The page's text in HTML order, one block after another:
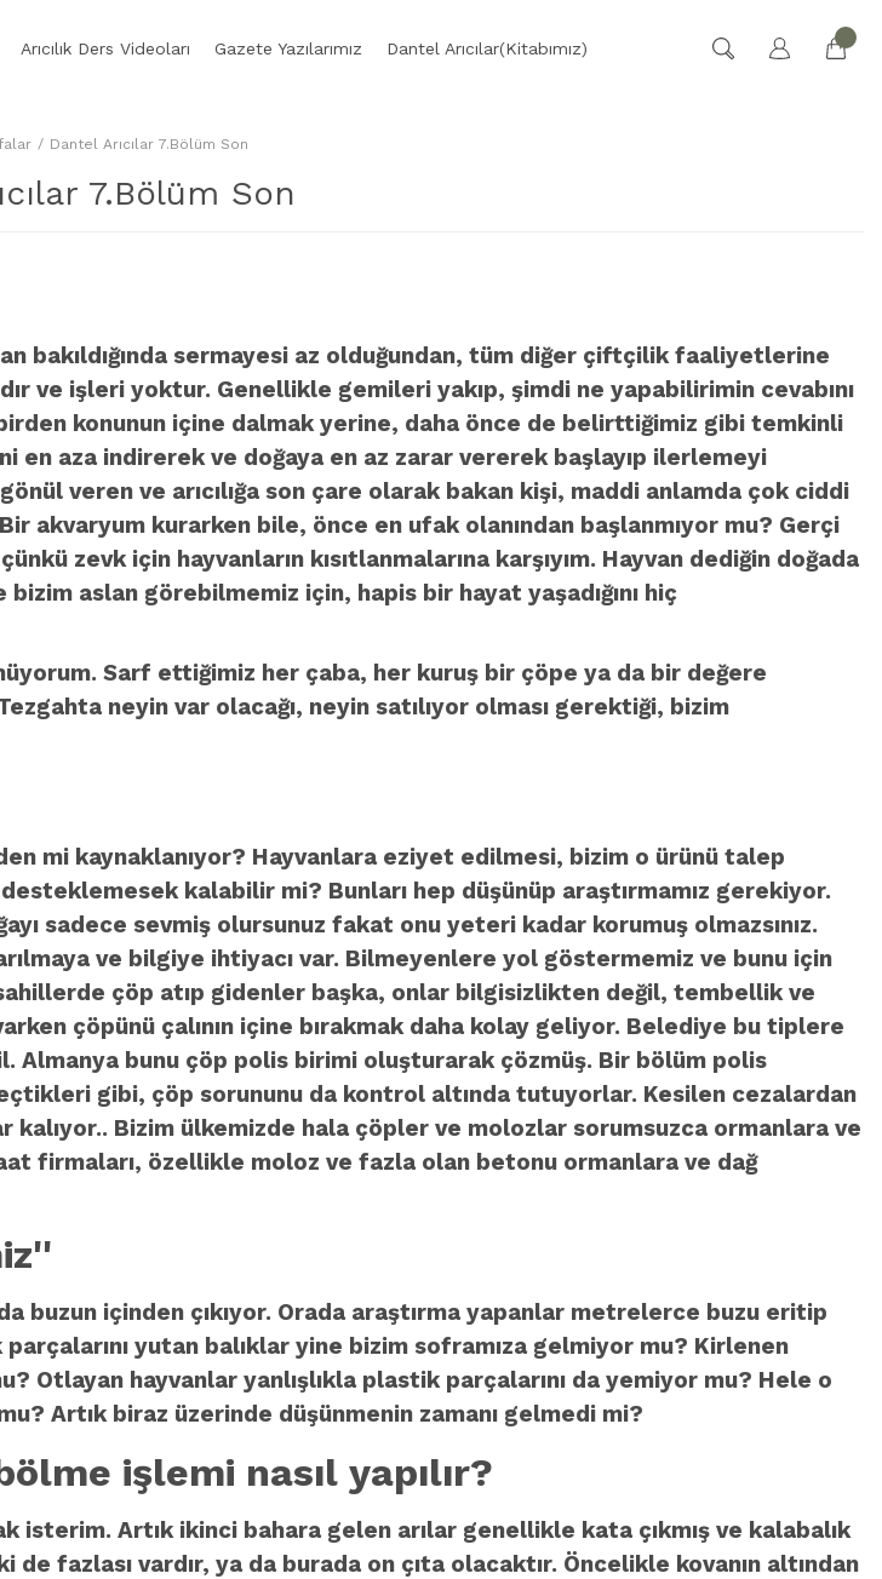
Arıcılık Ders Videoları Gazete Yazılarımız Dantel Arıcılar(Kitabımız)
Dantel Arıcılar 7.Bölüm Son
7.Bölüm Son
bakıldığında sermayesi az olduğundan, tüm diğer çiftçilik faaliyetlerine
ve işleri yoktur. Genellikle gemileri yakıp, şimdi ne yapabilirimin cevabını
konunun içine dalmak yerine, daha önce de belirttiğimiz gibi temkinli
en aza indirerek ve doğaya en az zarar vererek başlayıp ilerlemeyi
veren ve arıcılığa son çare olarak bakan kişi, maddi anlamda çok ciddi
akvaryum kurarken bile, önce en ufak olanından başlanmıyor mu? Gerçi
zevk için hayvanların kısıtlanmalarına karşıyım. Hayvan dediğin doğada
aslan görebilmemiz için, hapis bir hayat yaşadığını hiç
Sarf ettiğimiz her çaba, her kuruş bir çöpe ya da bir değere
neyin var olacağı, neyin satılıyor olması gerektiği, bizim
mi kaynaklanıyor? Hayvanlara eziyet edilmesi, bizim o ürünü talep
kalabilir mi? Bunları hep düşünüp araştırmamız gerekiyor.
sadece sevmiş olursunuz fakat onu yeteri kadar korumuş olmazsınız.
ve bilgiye ihtiyacı var. Bilmeyenlere yol göstermemiz ve bunu için
çöp atıp gidenler başka, onlar bilgisizlikten değil, tembellik ve
çöpünü çalının içine bırakmak daha kolay geliyor. Belediye bu tiplere
Almanya bunu çöp polis birimi oluşturarak çözmüş. Bir bölüm polis
gibi, çöp sorununu da kontrol altında tutuyorlar. Kesilen cezalardan
kalıyor.. Bizim ülkemizde hala çöpler ve molozlar sorumsuzca ormanlara ve
firmaları, özellikle moloz ve fazla olan betonu ormanlara ve dağ
buzun içinden çıkıyor. Orada araştırma yapanlar metrelerce buzu eritip
yutan balıklar yine bizim soframıza gelmiyor mu? Kirlenen
Otlayan hayvanlar yanlışlıkla plastik parçalarını da yemiyor mu? Hele o
Artık biraz üzerinde düşünmenin zamanı gelmedi mi?
işlemi nasıl yapılır?
isterim. Artık ikinci bahara gelen arılar genellikle kata çıkmış ve kalabalık
fazlası vardır, ya da burada on çıta olacaktır. Öncelikle kovanın altından